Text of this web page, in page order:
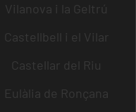
Vilanova i la Geltrú
Castellbell i el Vilar
Castellar del Riu
Eulàlia de Ronçana